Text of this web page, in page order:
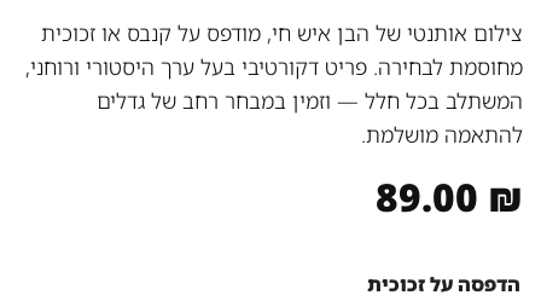
צילום אותנטי של הבן איש חי, מודפס על קנבס או זכוכית
מחוסמת לבחירה. פריט דקורטיבי בעל ערך היסטורי ורוחני,
המשתלב בכל חלל — וזמין במבחר רחב של גדלים
להתאמה מושלמת.
89.00 ₪
הדפסה על זכוכית